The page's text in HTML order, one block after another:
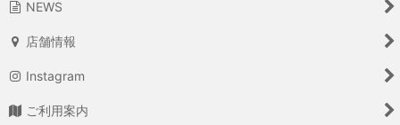
NEWS
店舗情報
Instagram
ご利用案内